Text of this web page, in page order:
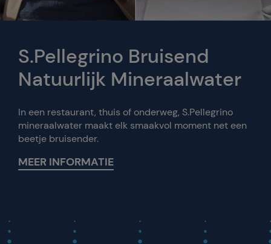
S.Pellegrino Bruisend
Natuurlijk Mineraalwater
In een restaurant, thuis of onderweg, S.Pellegrino
mineraalwater maakt elk smaakvol moment net een
beetje bruisender.
MEER INFORMATIE